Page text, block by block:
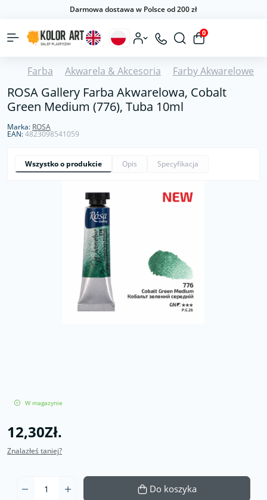
Darmowa dostawa w Polsce od 200 zł
0
Farba Akwarela & Akcesoria Farby Akwarelowe
ROSA Gallery Farba Akwarelowa, Cobalt
Green Medium (776), Tuba 10ml
Marka: ROSA
EAN:4823098541059
Wszystko o produkcie Opis Specyfikacja
W magazynie
12,30Zł.
Znalazłeś taniej?
Do koszyka